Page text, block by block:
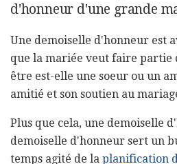
d'honneur d'une grande
Une demoiselle d'honneur est
que la mariée veut faire partie
être est-elle une soeur ou un
amitié et son soutien au
Plus que cela, une demoiselle
demoiselle d'honneur sert un
temps agité de la planification